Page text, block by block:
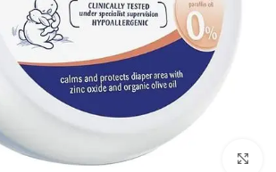
Click to enlarge